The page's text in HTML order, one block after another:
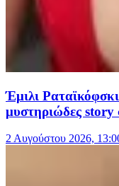
Έμιλι
μυστηριώδες story
2 Αυγούστου 2026,